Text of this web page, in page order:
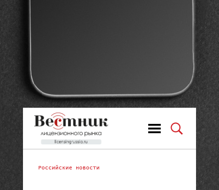
Российские новости